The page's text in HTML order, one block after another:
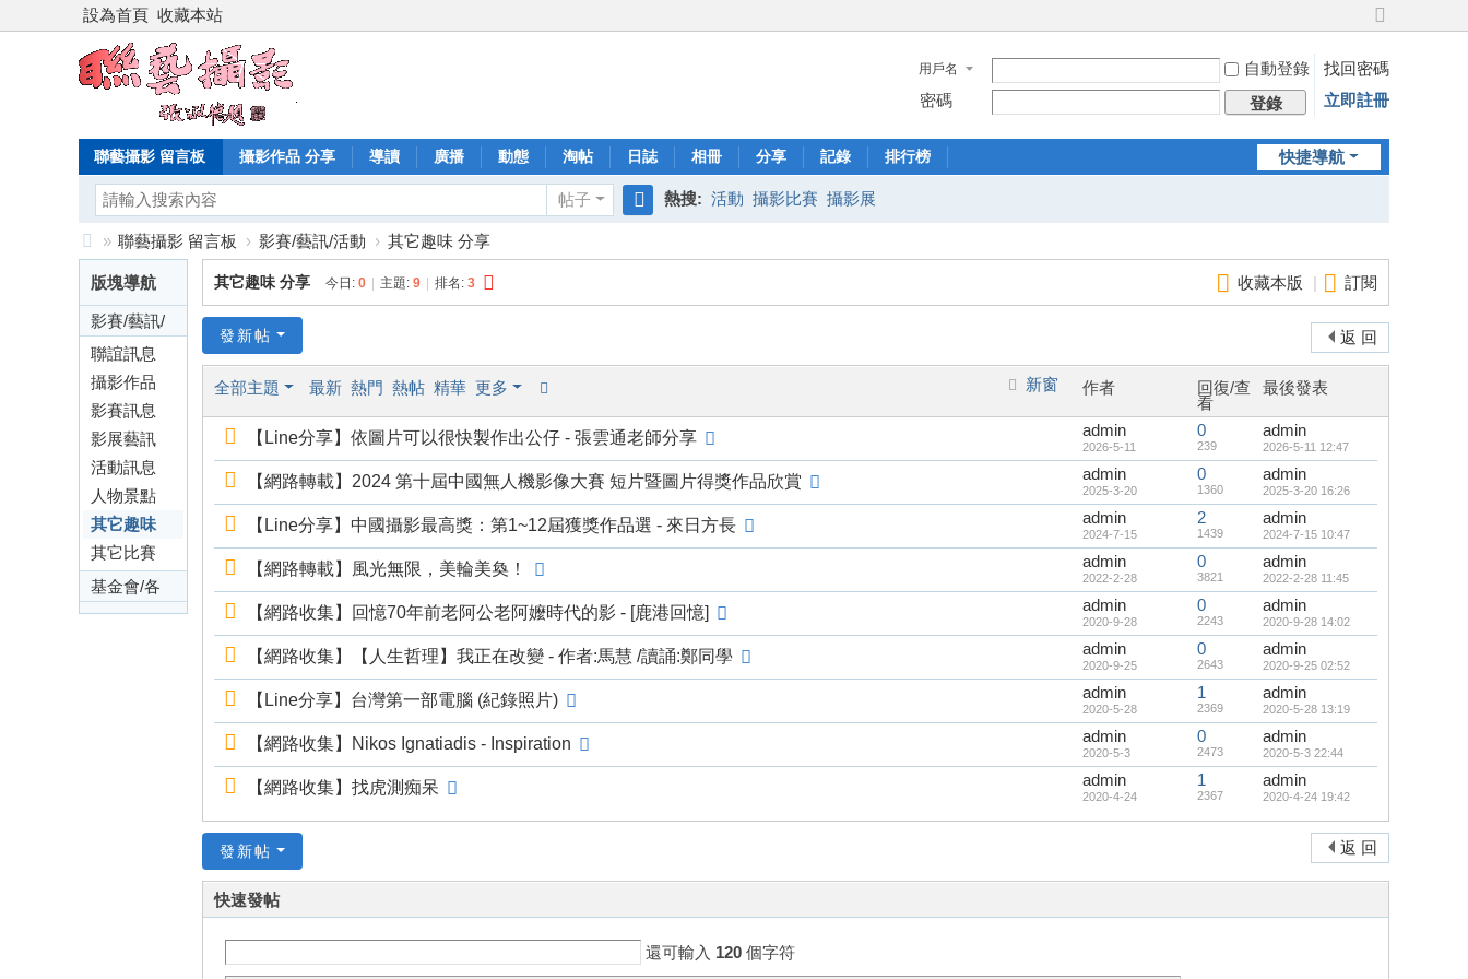
設為首頁 收藏本站
切
到
寬
版
用戶名 自動登錄
找回密碼
密碼
登錄 立即註冊
快捷導航
聯藝攝影 留言板 攝影作品 分享 導讀 廣播 動態 淘帖 日誌 相冊 分享 記錄 排行榜
帖子
索
熱搜: 活動 攝影比賽 攝影展
聯
藝
攝
影
雜
誌
基
金
會
留
言
» 聯藝攝影 留言板 › 影賽/藝訊/活動 › 其它趣味 分享
版塊導航
影賽/藝訊/
活動
聯誼訊息
分享
攝影作品
分享
影賽訊息
分享
影展藝訊
分享
活動訊息
分享
人物景點
分享
其它趣味
分享
其它比賽
節慶
基金會/各
友會
收藏本版 | 訂閱
其它趣味 分享 今日: 0 主題: 9 排名: 3
返 回
發新帖
新窗
全部主題 最新 熱門 熱帖 精華 更多 作者
回復/查
看
最後發表
【Line分享】依圖片可以很快製作出公仔 - 張雲通老師分享 admin
2026-5-11
0
239
admin
2026-5-11 12:47
【網路轉載】2024 第十屆中國無人機影像大賽 短片暨圖片得獎作品欣賞 admin
2025-3-20
0
1360
admin
2025-3-20 16:26
【Line分享】中國攝影最高獎：第1~12屆獲獎作品選 - 來日方長 admin
2024-7-15
2
1439
admin
2024-7-15 10:47
【網路轉載】風光無限，美輪美奐！ admin
2022-2-28
0
3821
admin
2022-2-28 11:45
【網路收集】回憶70年前老阿公老阿嬤時代的影 - [鹿港回憶] admin
2020-9-28
0
2243
admin
2020-9-28 14:02
【網路收集】【人生哲理】我正在改變 - 作者:馬慧 /讀誦:鄭同學 admin
2020-9-25
0
2643
admin
2020-9-25 02:52
【Line分享】台灣第一部電腦 (紀錄照片) admin
2020-5-28
1
2369
admin
2020-5-28 13:19
【網路收集】Nikos Ignatiadis - Inspiration admin
2020-5-3
0
2473
admin
2020-5-3 22:44
【網路收集】找虎測痴呆 admin
2020-4-24
1
2367
admin
2020-4-24 19:42
返 回
發新帖
快速發帖
還可輸入 120 個字符